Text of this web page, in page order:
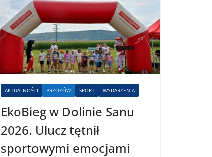
AKTUALNOŚCI BRZOZÓW SPORT WYDARZENIA
EkoBieg w Dolinie Sanu
2026. Ulucz tętnił
sportowymi emocjami